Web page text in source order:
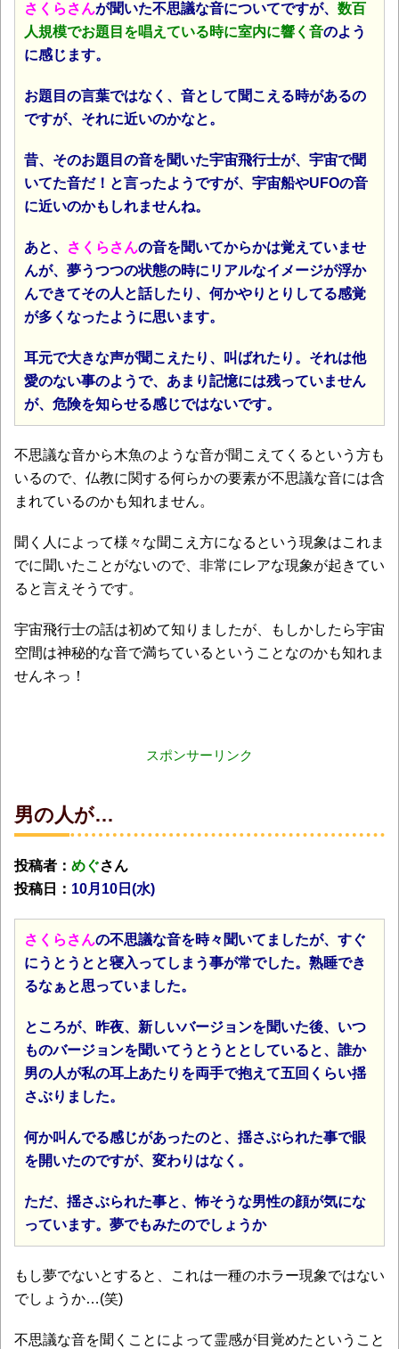
さくらさんが聞いた不思議な音についてですが、 数百
人規模でお題目を唱えている時に室内に響く音のよう
に感じます。
お題目の言葉ではなく、音として聞こえる時があるの
ですが、それに近いのかなと。
昔、そのお題目の音を聞いた宇宙飛行士が、宇宙で聞
いてた音だ！と言ったようですが、宇宙船やUFOの音
に近いのかもしれませんね。
あと、 さくらさんの音を聞いてからかは覚えていませ
んが、夢うつつの状態の時にリアルなイメージが浮か
んできてその人と話したり、何かやりとりしてる感覚
が多くなったように思います。
耳元で大きな声が聞こえたり、叫ばれたり。それは他
愛のない事のようで、あまり記憶には残っていません
が、危険を知らせる感じではないです。
不思議な音から木魚のような音が聞こえてくるという方も
いるので、仏教に関する何らかの要素が不思議な音には含
まれているのかも知れません。
聞く人によって様々な聞こえ方になるという現象はこれま
でに聞いたことがないので、非常にレアな現象が起きてい
ると言えそうです。
宇宙飛行士の話は初めて知りましたが、もしかしたら宇宙
空間は神秘的な音で満ちているということなのかも知れま
せんネっ！
スポンサーリンク
男の人が…
投稿者： めぐさん
投稿日： 10月10日(水)
さくらさんの不思議な音を時々聞いてましたが、すぐ
にうとうとと寝入ってしまう事が常でした。 熟睡でき
るなぁと思っていました。
ところが、昨夜、新しいバージョンを聞いた後、いつ
ものバージョンを聞いてうとうととしていると、誰か
男の人が私の耳上あたりを両手で抱えて五回くらい揺
さぶりました。
何か叫んでる感じがあったのと、揺さぶられた事で眼
を開いたのですが、変わりはなく。
ただ、揺さぶられた事と、怖そうな男性の顔が気にな
っています。夢でもみたのでしょうか
もし夢でないとすると、これは一種のホラー現象ではない
でしょうか…(笑)
不思議な音を聞くことによって霊感が目覚めたということ